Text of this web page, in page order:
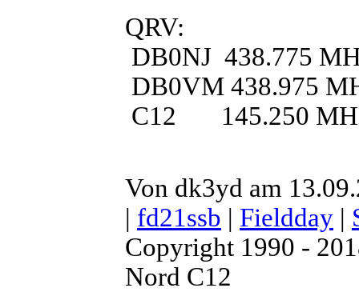
QRV:
DB0NJ 438.775
DB0VM 438.975
C12 145.250
Von dk3yd am
| fd21ssb | Fieldday |
Copyright 1990 -
Nord C12